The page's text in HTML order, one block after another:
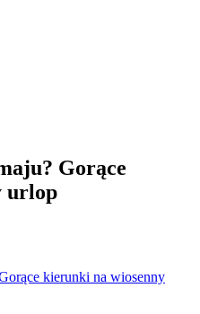
Gorące
urlop
kierunki na wiosenny